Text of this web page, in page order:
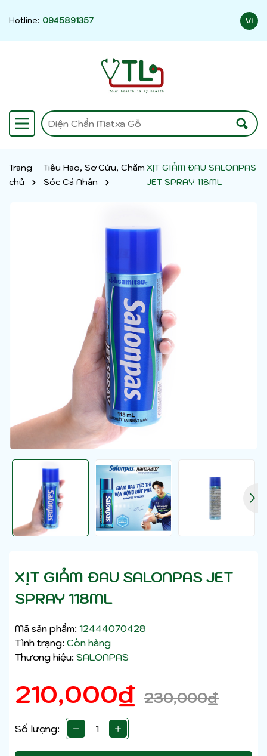
Hotline: 0945891357 VI
Trang
chủ
Tiêu Hao, Sơ Cứu, Chăm
Sóc Cá Nhân
XỊT GIẢM ĐAU SALONPAS
JET SPRAY 118ML
XỊT GIẢM ĐAU SALONPAS JET
SPRAY 118ML
Mã sản phẩm: 12444070428
Tình trạng: Còn hàng
Thương hiệu: SALONPAS
210,000₫ 230,000₫
Số lượng: